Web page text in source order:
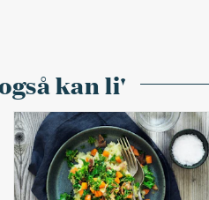
kan li'